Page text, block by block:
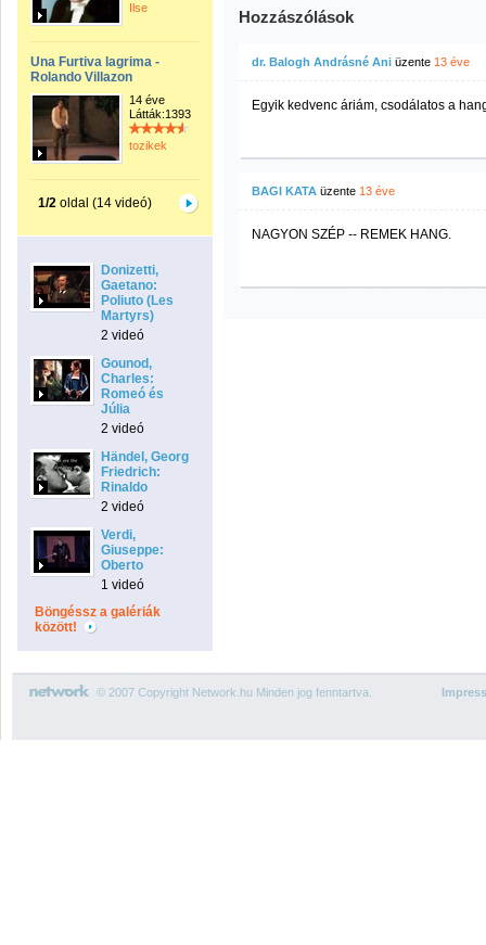
Ilse
Una Furtiva lagrima -
Rolando Villazon
14 éve
Látták:1393
tozikek
1/2oldal (14 videó)
Donizetti,
Gaetano:
Poliuto (Les
Martyrs)
2 videó
Gounod,
Charles:
Romeó és
Júlia
2 videó
Händel, Georg
Friedrich:
Rinaldo
2 videó
Verdi,
Giuseppe:
Oberto
1 videó
Böngéssz a galériák
között!
Hozzászólások
dr. Balogh Andrásné Ani üzente 13 éve
Egyik kedvenc áriám, csodálatos a
BAGI KATA üzente 13 éve
NAGYON SZÉP -- REMEK HANG.
© 2007 Copyright Network.hu Minden jog fenntartva.